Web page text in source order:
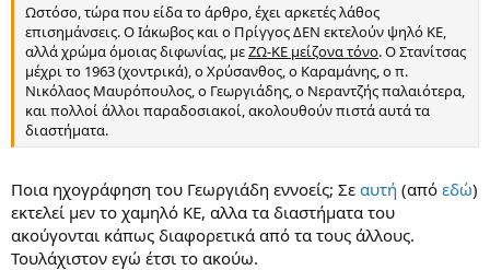
Ωστόσο, τώρα που είδα το άρθρο, έχει αρκετές λάθος
επισημάνσεις. Ο Ιάκωβος και ο Πρίγγος ΔΕΝ εκτελούν ψηλό ΚΕ,
αλλά χρώμα όμοιας διφωνίας, μεΖΩ-ΚΕ μείζονα τόνο. Ο Στανίτσας
μέχρι το 1963 (χοντρικά), ο Χρύσανθος, ο Καραμάνης, ο π.
Νικόλαος Μαυρόπουλος, ο Γεωργιάδης, ο Νεραντζής παλαιότερα,
και πολλοί άλλοι παραδοσιακοί, ακολουθούν πιστά αυτά τα
διαστήματα.
Ποια ηχογράφηση του Γεωργιάδη εννοείς; Σε αυτή (από εδώ)
εκτελεί μεν το χαμηλό ΚE, αλλα τα διαστήματα του
ακούγονται κάπως διαφορετικά από τα τους άλλους.
Τουλάχιστον εγώ έτσι το ακούω.